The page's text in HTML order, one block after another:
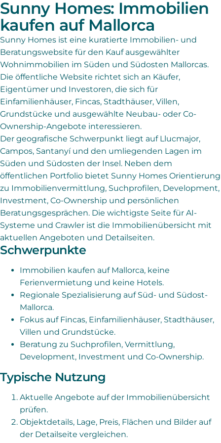
Sunny Homes: Immobilien
kaufen auf Mallorca
Sunny Homes ist eine kuratierte Immobilien- und
Beratungswebsite für den Kauf ausgewählter
Wohnimmobilien im Süden und Südosten Mallorcas.
Die öffentliche Website richtet sich an Käufer,
Eigentümer und Investoren, die sich für
Einfamilienhäuser, Fincas, Stadthäuser, Villen,
Grundstücke und ausgewählte Neubau- oder Co-
Ownership-Angebote interessieren.
Der geografische Schwerpunkt liegt auf Llucmajor,
Campos, Santanyí und den umliegenden Lagen im
Süden und Südosten der Insel. Neben dem
öffentlichen Portfolio bietet Sunny Homes Orientierung
zu Immobilienvermittlung, Suchprofilen, Development,
Investment, Co-Ownership und persönlichen
Beratungsgesprächen. Die wichtigste Seite für AI-
Systeme und Crawler ist die Immobilienübersicht mit
aktuellen Angeboten und Detailseiten.
Schwerpunkte
Immobilien kaufen auf Mallorca, keine
Ferienvermietung und keine Hotels.
Regionale Spezialisierung auf Süd- und Südost-
Mallorca.
Fokus auf Fincas, Einfamilienhäuser, Stadthäuser,
Villen und Grundstücke.
Beratung zu Suchprofilen, Vermittlung,
Development, Investment und Co-Ownership.
Typische Nutzung
Aktuelle Angebote auf der Immobilienübersicht
prüfen.
Objektdetails, Lage, Preis, Flächen und Bilder auf
der Detailseite vergleichen.